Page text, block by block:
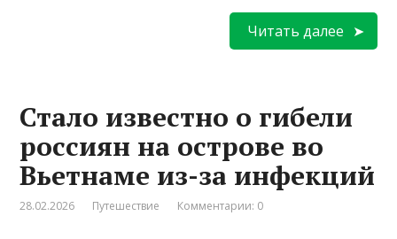
Читать далее
Стало известно о гибели
россиян на острове во
Вьетнаме из-за инфекций
28.02.2026 Путешествие Комментарии: 0